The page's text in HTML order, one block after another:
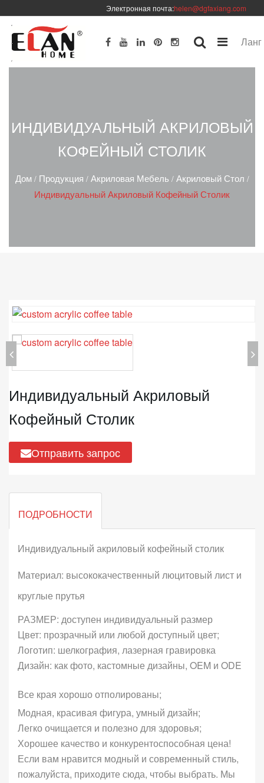
Электронная почта:helen@dgfaxiang.com
Ланг
ИНДИВИДУАЛЬНЫЙ АКРИЛОВЫЙ
КОФЕЙНЫЙ СТОЛИК
Дом/ Продукция / Акриловая Мебель / Акриловый Стол /
Индивидуальный Акриловый Кофейный Столик
Индивидуальный Акриловый
Кофейный Столик
Отправить запрос
ПОДРОБНОСТИ
Индивидуальный акриловый кофейный столик
Материал: высококачественный люцитовый лист и
круглые прутья
РАЗМЕР: доступен индивидуальный размер
Цвет: прозрачный или любой доступный цвет;
Логотип: шелкография, лазерная гравировка
Дизайн: как фото, кастомные дизайны, OEM и ODE
Все края хорошо отполированы;
Модная, красивая фигура, умный дизайн;
Легко очищается и полезно для здоровья;
Хорошее качество и конкурентоспособная цена!
Если вам нравится модный и современный стиль,
пожалуйста, приходите сюда, чтобы выбрать. Мы